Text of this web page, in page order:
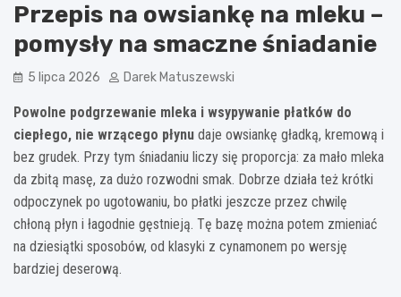
Przepis na owsiankę na mleku –
pomysły na smaczne śniadanie
5 lipca 2026 Darek Matuszewski
Powolne podgrzewanie mleka i wsypywanie płatków do
ciepłego, nie wrzącego płynu daje owsiankę gładką, kremową i
bez grudek. Przy tym śniadaniu liczy się proporcja: za mało mleka
da zbitą masę, za dużo rozwodni smak. Dobrze działa też krótki
odpoczynek po ugotowaniu, bo płatki jeszcze przez chwilę
chłoną płyn i łagodnie gęstnieją. Tę bazę można potem zmieniać
na dziesiątki sposobów, od klasyki z cynamonem po wersję
bardziej deserową.